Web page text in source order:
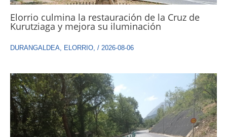
Elorrio culmina la restauración de la Cruz de
Kurutziaga y mejora su iluminación
DURANGALDEA ELORRIO / 2026-08-06